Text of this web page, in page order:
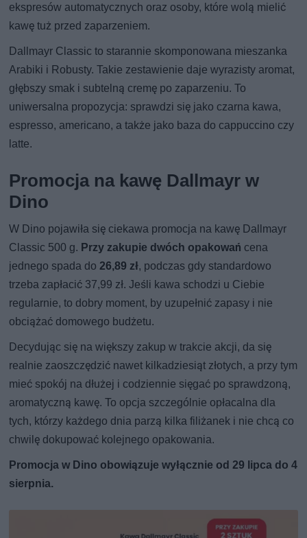
ekspresów automatycznych oraz osoby, które wolą mielić
kawę tuż przed zaparzeniem.
Dallmayr Classic to starannie skomponowana mieszanka
Arabiki i Robusty. Takie zestawienie daje wyrazisty aromat,
głębszy smak i subtelną cremę po zaparzeniu. To
uniwersalna propozycja: sprawdzi się jako czarna kawa,
espresso, americano, a także jako baza do cappuccino czy
latte.
Promocja na kawę Dallmayr w
Dino
W Dino pojawiła się ciekawa promocja na kawę Dallmayr
Classic 500 g. Przy zakupie dwóch opakowań cena
jednego spada do26,89 zł, podczas gdy standardowo
trzeba zapłacić 37,99 zł. Jeśli kawa schodzi u Ciebie
regularnie, to dobry moment, by uzupełnić zapasy i nie
obciążać domowego budżetu.
Decydując się na większy zakup w trakcie akcji, da się
realnie zaoszczędzić nawet kilkadziesiąt złotych, a przy tym
mieć spokój na dłużej i codziennie sięgać po sprawdzoną,
aromatyczną kawę. To opcja szczególnie opłacalna dla
tych, którzy każdego dnia parzą kilka filiżanek i nie chcą co
chwilę dokupować kolejnego opakowania.
Promocja w Dino obowiązuje wyłącznie od 29 lipca do 4
sierpnia.